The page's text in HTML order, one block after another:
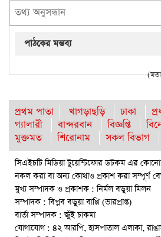
পাঠকের মন্তব্য
প্রথম পাতা খাগড়াছড়ি ঢাকা
গ্যালারী
বান্দরবান বিজ্ঞপ্তি
মুক্তমত
শিরোনাম সকল বিভাগ
সিএইচটি মিডিয়া টুয়েন্টিফোর ডটকম এর কোনো
নকল করা বা অন্য কোথাও প্রকাশ করা সম্পূর্ণ
মুখ্য সম্পাদক ও প্রকাশক : নির্মল বড়ুয়া মিলন
সম্পাদক : বিপ্লব বড়ুয়া বাপ্পি (ভারপ্রাপ্ত)
বার্তা সম্পাদক : জুঁই চাকমা
যোগাযোগ : ৪২ আরপি, হাসপাতাল এলাকা,